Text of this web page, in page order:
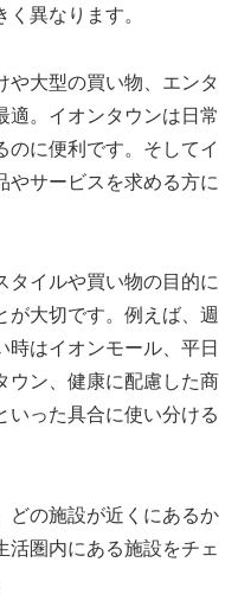
異なります。
や大型の買い物、エンタ
適。イオンタウンは日常
のに便利です。そしてイ
やサービスを求める方に
タイルや買い物の目的に
が大切です。例えば、週
時はイオンモール、平日
ウン、健康に配慮した商
いった具合に使い分ける
どの施設が近くにあるか
活圏内にある施設をチェ